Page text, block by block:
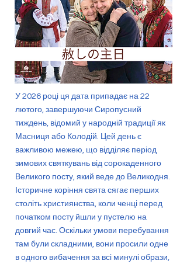
У 2026 році ця дата припадає на 22
лютого, завершуючи Сиропусний
тиждень, відомий у народній традиції як
Масниця або Колодій. Цей день є
важливою межею, що відділяє період
зимових святкувань від сорокаденного
Великого посту, який веде до Великодня.
Історичне коріння свята сягає перших
століть християнства, коли ченці перед
початком посту йшли у пустелю на
довгий час. Оскільки умови перебування
там були складними, вони просили одне
в одного вибачення за всі минулі образи,